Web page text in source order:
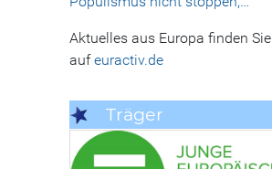
Aktuelles aus Europa finden Sie
aufeuractiv.de
Träger